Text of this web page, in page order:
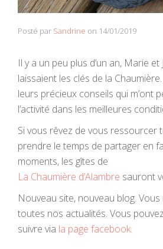
Posté par Sandrine on 14/01/2019
Il y a un peu plus d’un an, Marie
laissaient les clés de la
leurs précieux conseils qui m’ont
l’activité dans les meilleures
Si vous rêvez de vous ressourcer
prendre le temps de partager en
moments, les gîtes de
La Chaumière d’Alambre sauront
Nouveau site, nouveau blog.
toutes nos actualités. Vous
suivre via la page facebook.